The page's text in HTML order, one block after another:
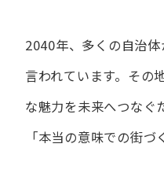
2040年、多くの自治
言われています。 その
な魅力を未来へつなぐ
「本当の意味での街づ